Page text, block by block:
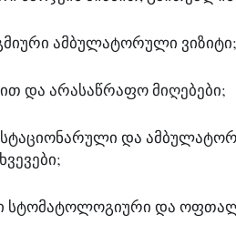
ამბულატორული ვიზიტი;
და არასაწრაფო მიღებები;
სტაციონარული და
სტომატოლოგიური და